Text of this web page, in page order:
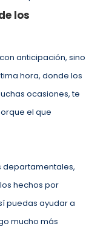
los
anticipación, sino
hora, donde los
ocasiones, te
el que
departamentales,
hechos por
puedas ayudar a
mucho más